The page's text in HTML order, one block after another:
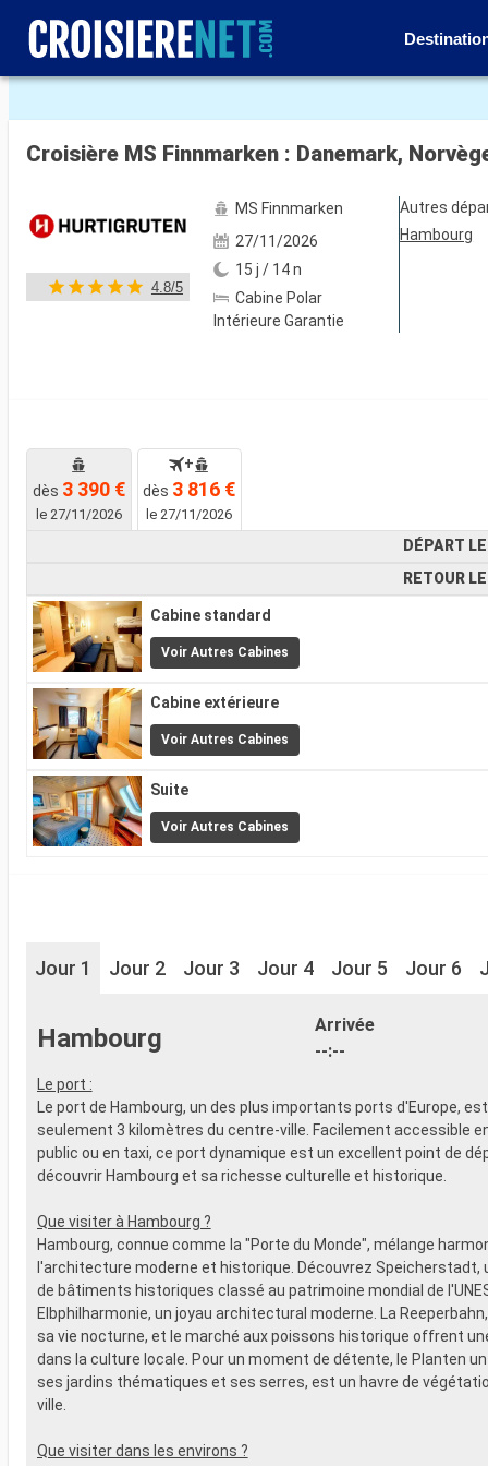
Voir les 5 autres photos
Croisière MS Finnmarken : Danemark,
4.8/5
MS Finnmarken
27/11/2026
15 j / 14 n
Cabine Polar
Intérieure Garantie
Autres
Hambourg
dès 3 390 €
le 27/11/2026
+
dès 3 816 €
le 27/11/2026
DÉPART LE
RETOUR LE
Cabine standard
Voir Autres Cabines
Cabine extérieure
Voir Autres Cabines
Suite
Voir Autres Cabines
Jour 1 Jour 2 Jour 3 Jour 4 Jour 5 Jour 6
Hambourg
Arrivée
--:--
Le port :
Le port de Hambourg, un des plus importants ports d'Europe,
seulement 3 kilomètres du centre-ville. Facilement accessible
public ou en taxi, ce port dynamique est un excellent point de
découvrir Hambourg et sa richesse culturelle et historique.
Que visiter à Hambourg ?
Hambourg, connue comme la "Porte du Monde", mélange
l'architecture moderne et historique. Découvrez Speicherstadt,
de bâtiments historiques classé au patrimoine mondial de
Elbphilharmonie, un joyau architectural moderne. La
sa vie nocturne, et le marché aux poissons historique offrent
dans la culture locale. Pour un moment de détente, le Planten
ses jardins thématiques et ses serres, est un havre de
ville.
Que visiter dans les environs ?